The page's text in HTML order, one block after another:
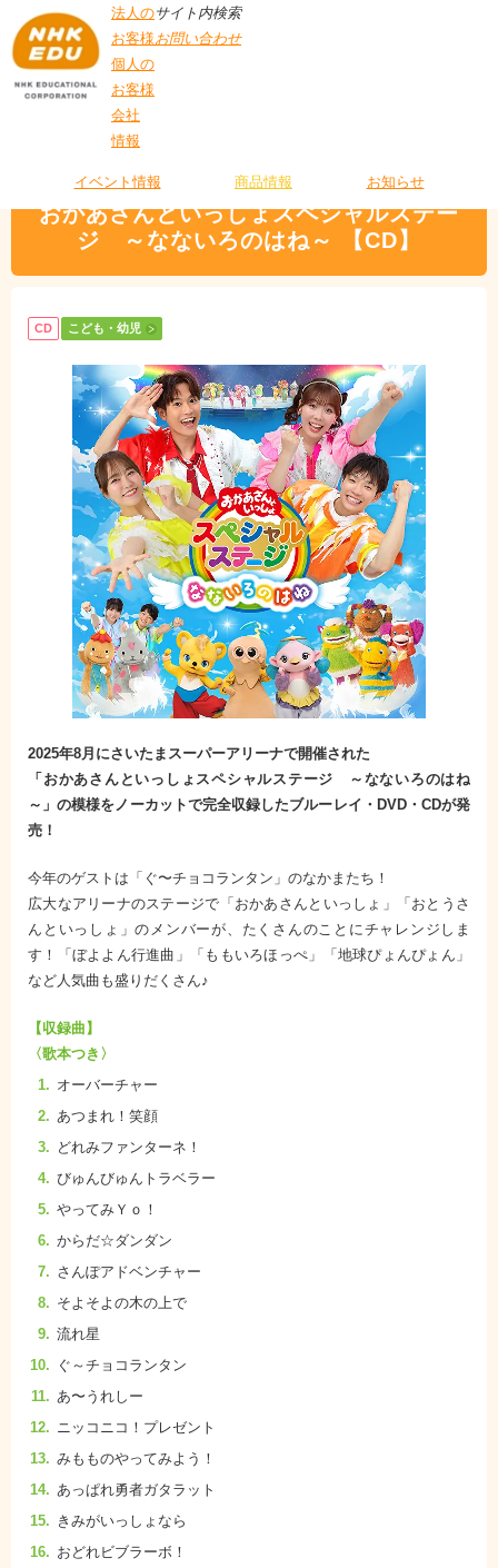
法人の
お客様
個人の
お客様
会社
情報
サイト内検索
お問い合わせ
イベント情報 商品情報 お知らせ
ないろのはね～ 【CD】
おかあさんといっしょスペシャルステー
ジ ～なないろのはね～ 【CD】
CD こども・幼児
2025年8月にさいたまスーパーアリーナで開催された
「おかあさんといっしょスペシャルステージ ～なないろのはね
～」の模様をノーカットで完全収録したブルーレイ・DVD・CDが発
売！
今年のゲストは「ぐ〜チョコランタン」のなかまたち！
広大なアリーナのステージで「おかあさんといっしょ」「おとうさ
んといっしょ」のメンバーが、たくさんのことにチャレンジしま
す！「ぼよよん行進曲」「ももいろほっぺ」「地球ぴょんぴょん」
など人気曲も盛りだくさん♪
【収録曲】
〈歌本つき〉
オーバーチャー
あつまれ！笑顔
どれみファンターネ！
びゅんびゅんトラベラー
やってみＹｏ！
からだ☆ダンダン
さんぽアドベンチャー
そよそよの木の上で
流れ星
ぐ～チョコランタン
あ〜うれしー
ニッコニコ！プレゼント
みもものやってみよう！
あっぱれ勇者ガタラット
きみがいっしょなら
おどれビブラーボ！